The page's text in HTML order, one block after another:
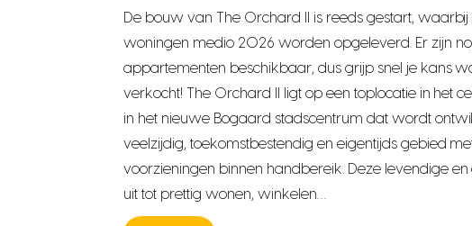
De bouw van The Orchard II is reeds gestart, waarbij
woningen medio 2026 worden opgeleverd. Er zijn
appartementen beschikbaar, dus grijp snel je kans
verkocht! The Orchard II ligt op een toplocatie in het
in het nieuwe Bogaard stadscentrum dat wordt
veelzijdig, toekomstbestendig en eigentijds gebied
voorzieningen binnen handbereik. Deze levendige
uit tot prettig wonen, winkelen…